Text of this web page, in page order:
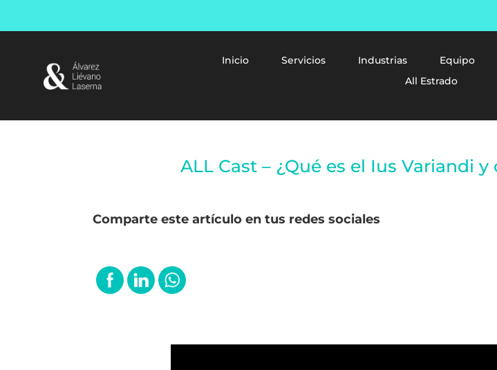
Inicio Servicios Industrias Equipo
All Estrado
ALL Cast – ¿Qué es el Ius Variandi
Comparte este artículo en tus redes sociales